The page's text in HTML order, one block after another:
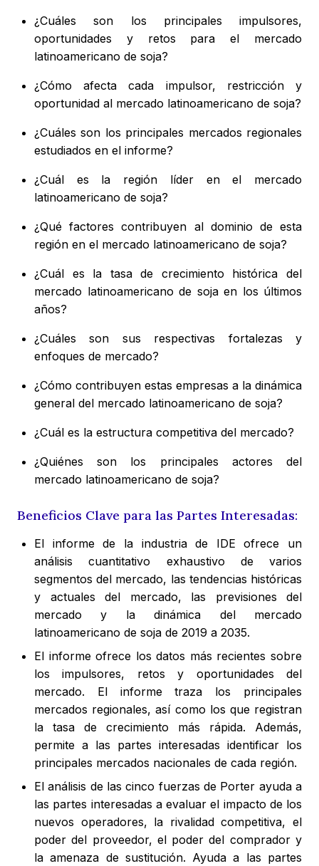
¿Cuáles son los principales impulsores,
oportunidades y retos para el mercado
latinoamericano de soja?
¿Cómo afecta cada impulsor, restricción y
oportunidad al mercado latinoamericano de soja?
¿Cuáles son los principales mercados regionales
estudiados en el informe?
¿Cuál es la región líder en el mercado
latinoamericano de soja?
¿Qué factores contribuyen al dominio de esta
región en el mercado latinoamericano de soja?
¿Cuál es la tasa de crecimiento histórica del
mercado latinoamericano de soja en los últimos
años?
¿Cuáles son sus respectivas fortalezas y
enfoques de mercado?
¿Cómo contribuyen estas empresas a la dinámica
general del mercado latinoamericano de soja?
¿Cuál es la estructura competitiva del mercado?
¿Quiénes son los principales actores del
mercado latinoamericano de soja?
Beneficios Clave para las Partes Interesadas:
El informe de la industria de IDE ofrece un
análisis cuantitativo exhaustivo de varios
segmentos del mercado, las tendencias históricas
y actuales del mercado, las previsiones del
mercado y la dinámica del mercado
latinoamericano de soja de 2019 a 2035.
El informe ofrece los datos más recientes sobre
los impulsores, retos y oportunidades del
mercado. El informe traza los principales
mercados regionales, así como los que registran
la tasa de crecimiento más rápida. Además,
permite a las partes interesadas identificar los
principales mercados nacionales de cada región.
El análisis de las cinco fuerzas de Porter ayuda a
las partes interesadas a evaluar el impacto de los
nuevos operadores, la rivalidad competitiva, el
poder del proveedor, el poder del comprador y
la amenaza de sustitución. Ayuda a las partes